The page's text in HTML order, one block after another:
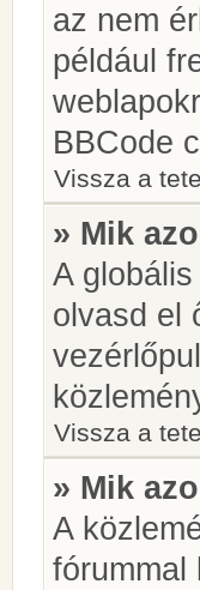
az nem
például
BBCode
Vissza a
» Mik
A
olvasd el
Vissza a
» Mik
A
fórummal